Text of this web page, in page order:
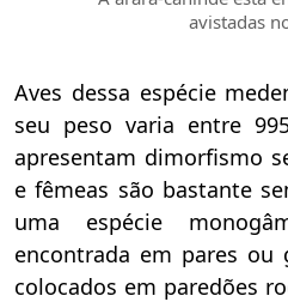
avistadas
Aves dessa espécie
seu peso varia entre
apresentam dimorfismo
e fêmeas são bastante
uma espécie
encontrada em pares ou
colocados em paredões